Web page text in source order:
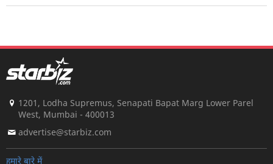
1201, Lodha Supremus, Senapati Bapat Marg Lower Parel
West, Mumbai - 400013
advertise@starbiz.com
हमारे बारे में